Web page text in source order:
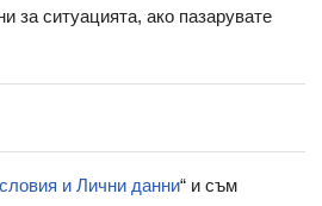
за ситуацията, ако пазарувате
и Лични данни“ и съм